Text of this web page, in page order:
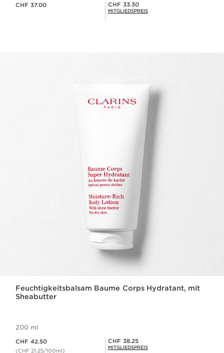
CHF 37.00 Mitgliederpreis CHF 33.30
CHF 33.30
MITGLIEDSPREIS
Feuchtigkeitsbalsam Baume Corps Hydratant, mit
Sheabutter
200 ml
CHF 42.50
(CHF 21.25/100ml)
Mitgliederpreis CHF 38.25
CHF 38.25
MITGLIEDSPREIS